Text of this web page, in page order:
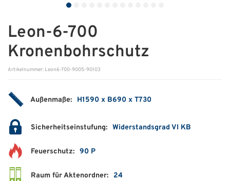
Filialen
Presse
Qualitätspolitik
Karriere
Unternehmen
Leon-6-700
Kronenbohrschutz
Artikelnummer: Leon6-700-9005-90103
Außenmaße: H1590 x B690 x T730
Sicherheitseinstufung: Widerstandsgrad VI KB
Feuerschutz: 90 P
Raum für Aktenordner: 24